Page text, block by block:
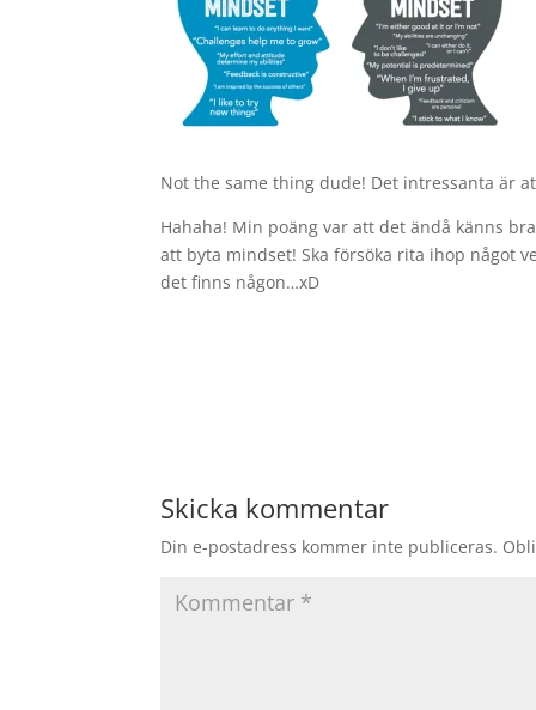
Not the same thing dude! Det intressanta är
Hahaha! Min poäng var att det ändå känns
att byta mindset! Ska försöka rita ihop något
det finns någon…xD
Skicka kommentar
Din e-postadress kommer inte publiceras.